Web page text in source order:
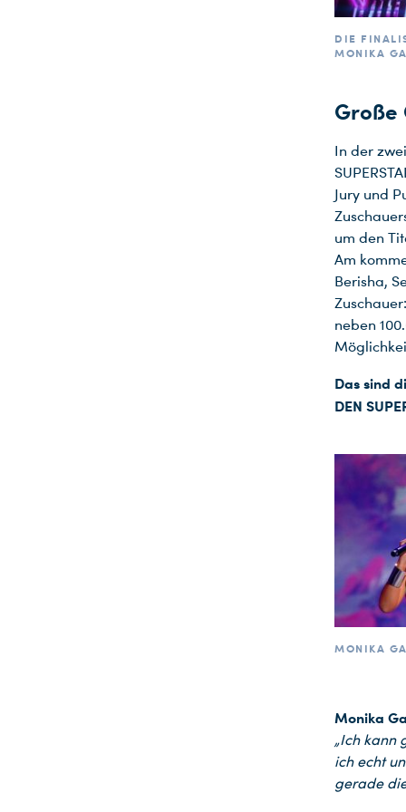
DIE
MONIKA
Große
In der
Jury und
um den
Am
Berisha,
neben
Das sind
DEN
MONIKA
Monika
„Ich kann
ich echt
gerade